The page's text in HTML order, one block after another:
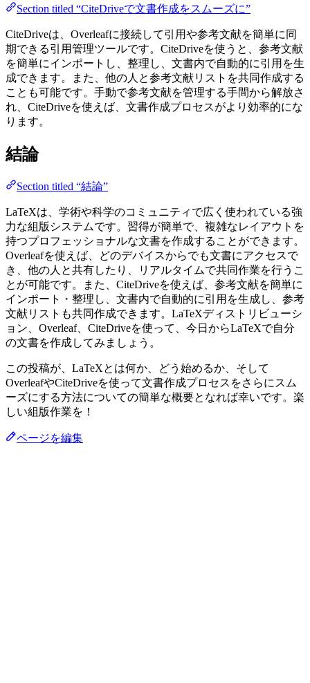
Section titled “CiteDriveで文書作成をスムーズに”
CiteDriveは、Overleafに接続して引用や参考文献を簡単に同
期できる引用管理ツールです。CiteDriveを使うと、参考文献
を簡単にインポートし、整理し、文書内で自動的に引用を生
成できます。また、他の人と参考文献リストを共同作成する
ことも可能です。手動で参考文献を管理する手間から解放さ
れ、CiteDriveを使えば、文書作成プロセスがより効率的にな
ります。
結論
Section titled “結論”
LaTeXは、学術や科学のコミュニティで広く使われている強
力な組版システムです。習得が簡単で、複雑なレイアウトを
持つプロフェッショナルな文書を作成することができます。
Overleafを使えば、どのデバイスからでも文書にアクセスで
き、他の人と共有したり、リアルタイムで共同作業を行うこ
とが可能です。また、CiteDriveを使えば、参考文献を簡単に
インポート・整理し、文書内で自動的に引用を生成し、参考
文献リストも共同作成できます。LaTeXディストリビューシ
ョン、Overleaf、CiteDriveを使って、今日からLaTeXで自分
の文書を作成してみましょう。
この投稿が、LaTeXとは何か、どう始めるか、そして
OverleafやCiteDriveを使って文書作成プロセスをさらにスム
ーズにする方法についての簡単な概要となれば幸いです。楽
しい組版作業を！
ページを編集